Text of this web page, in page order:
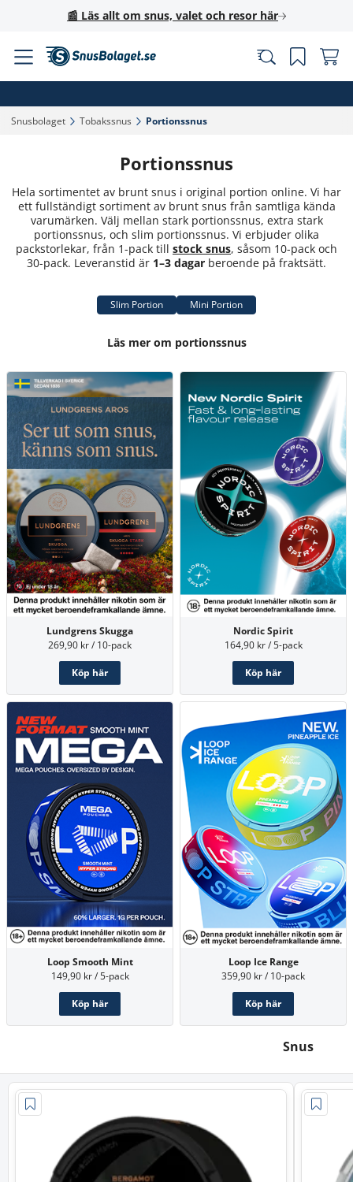
📰 Läs allt om snus, valet och resor här
Snusbolaget‎ Tobakssnus‎ Portionssnus‎
Portionssnus
Hela sortimentet av brunt snus i original portion online. Vi har
ett fullständigt sortiment av brunt snus från samtliga kända
varumärken. Välj mellan stark portionssnus, extra stark
portionssnus, och slim portionssnus. Vi erbjuder olika
packstorlekar, från 1-pack till stock snus, såsom 10-pack och
30-pack. Leveranstid är 1–3 dagar beroende på fraktsätt.
Slim Portion Mini Portion
Läs mer om portionssnus
Lundgrens Skugga
269,90 kr / 10-pack
Köp här
Nordic Spirit
164,90 kr / 5-pack
Köp här
Loop Smooth Mint
149,90 kr / 5-pack
Köp här
Loop Ice Range
359,90 kr / 10-pack
Köp här
Snus